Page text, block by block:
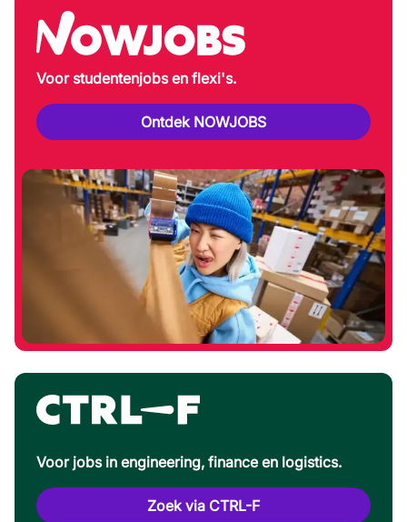
Voor studentenjobs en flexi's.
Ontdek NOWJOBS
Voor jobs in engineering, finance en logistics.
Zoek via CTRL-F